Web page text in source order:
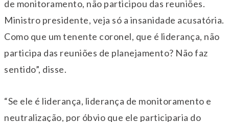
de monitoramento, não participou das reuniões.
Ministro presidente, veja só a insanidade acusatória.
Como que um tenente coronel, que é liderança, não
participa das reuniões de planejamento? Não faz
sentido”, disse.
“Se ele é liderança, liderança de monitoramento e
neutralização, por óbvio que ele participaria do